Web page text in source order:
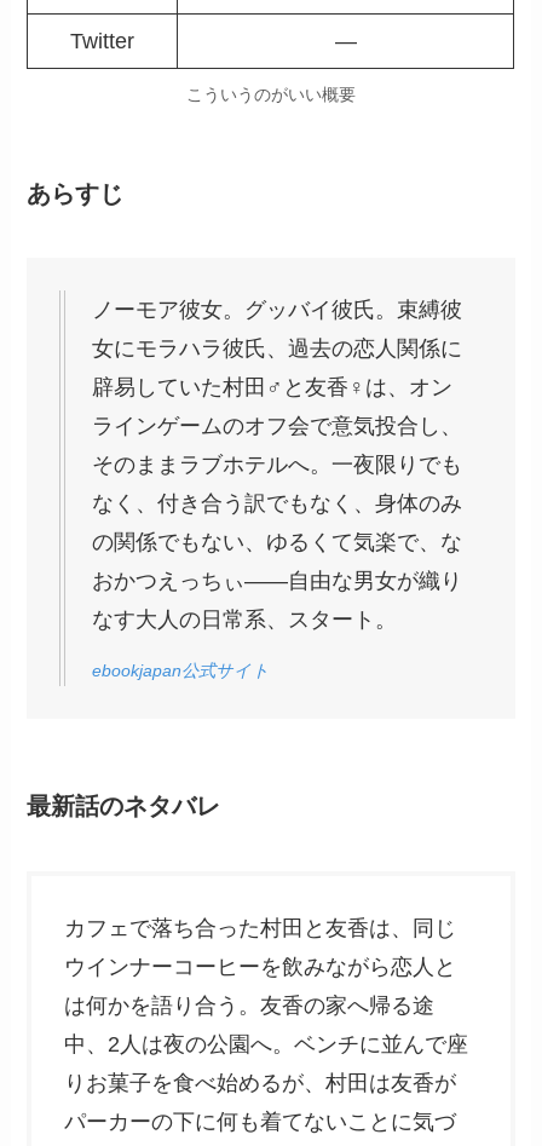
Twitter ―
こういうのがいい概要
あらすじ
ノーモア彼女。グッバイ彼氏。束縛彼
女にモラハラ彼氏、過去の恋人関係に
辟易していた村田♂と友香♀は、オン
ラインゲームのオフ会で意気投合し、
そのままラブホテルへ。一夜限りでも
なく、付き合う訳でもなく、身体のみ
の関係でもない、ゆるくて気楽で、な
おかつえっちぃ――自由な男女が織り
なす大人の日常系、スタート。
ebookjapan公式サイト
最新話のネタバレ
カフェで落ち合った村田と友香は、同じ
ウインナーコーヒーを飲みながら恋人と
は何かを語り合う。友香の家へ帰る途
中、2人は夜の公園へ。ベンチに並んで座
りお菓子を食べ始めるが、村田は友香が
パーカーの下に何も着てないことに気づ